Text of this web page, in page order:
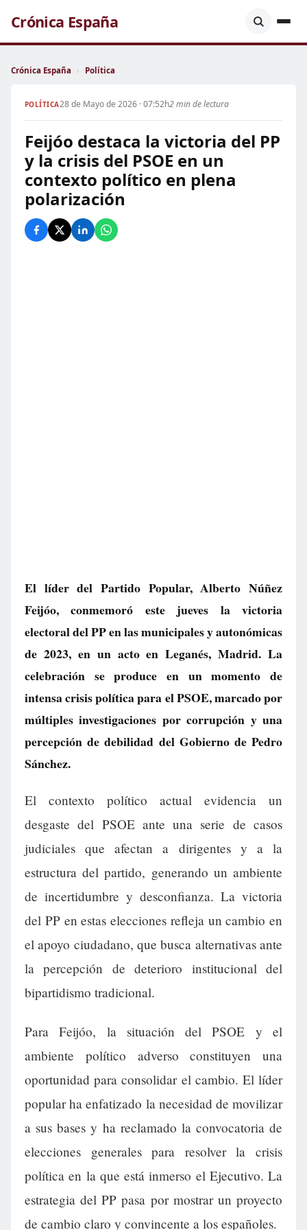
Crónica España
Crónica España › Política
POLÍTICA28 de Mayo de 2026 · 07:52h2 min de lectura
Feijóo destaca la victoria del PP
y la crisis del PSOE en un
contexto político en plena
polarización
El líder del Partido Popular, Alberto Núñez
Feijóo, conmemoró este jueves la victoria
electoral del PP en las municipales y autonómicas
de 2023, en un acto en Leganés, Madrid. La
celebración se produce en un momento de
intensa crisis política para el PSOE, marcado por
múltiples investigaciones por corrupción y una
percepción de debilidad del Gobierno de Pedro
Sánchez.
El contexto político actual evidencia un
desgaste del PSOE ante una serie de casos
judiciales que afectan a dirigentes y a la
estructura del partido, generando un ambiente
de incertidumbre y desconfianza. La victoria
del PP en estas elecciones refleja un cambio en
el apoyo ciudadano, que busca alternativas ante
la percepción de deterioro institucional del
bipartidismo tradicional.
Para Feijóo, la situación del PSOE y el
ambiente político adverso constituyen una
oportunidad para consolidar el cambio. El líder
popular ha enfatizado la necesidad de movilizar
a sus bases y ha reclamado la convocatoria de
elecciones generales para resolver la crisis
política en la que está inmerso el Ejecutivo. La
estrategia del PP pasa por mostrar un proyecto
de cambio claro y convincente a los españoles.